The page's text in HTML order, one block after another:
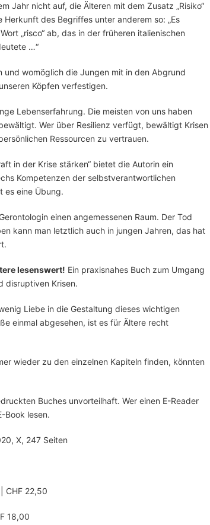
Jahr nicht auf, die Älteren mit dem Zusatz „Risiko“
des Begriffes unter anderem so: „Es
„risco“ ab, das in der früheren italienischen
…“
und womöglich die Jungen mit in den Abgrund
Köpfen verfestigen.
Lebenserfahrung. Die meisten von uns haben
Wer über Resilienz verfügt, bewältigt Krisen
Ressourcen zu vertrauen.
in der Krise stärken“ bietet die Autorin ein
Kompetenzen der selbstverantwortlichen
es eine Übung.
einen angemessenen Raum. Der Tod
kann man letztlich auch in jungen Jahren, das hat
lesenswert! Ein praxisnahes Buch zum Umgang
disruptiven Krisen.
Liebe in die Gestaltung dieses wichtigen
einmal abgesehen, ist es für Ältere recht
wieder zu den einzelnen Kapiteln finden, könnten
Buches unvorteilhaft. Wer einen E-Reader
Book lesen.
X, 247 Seiten
CHF 22,50
18,00